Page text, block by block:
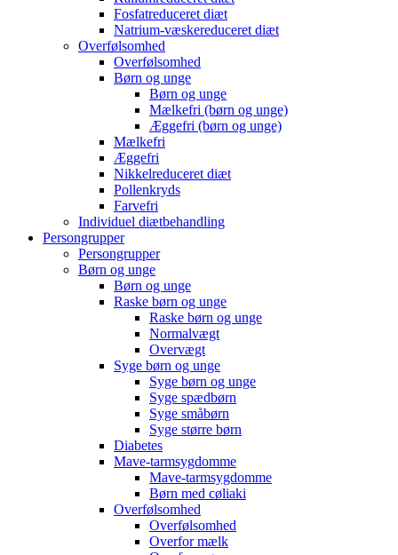
Fosfatreduceret diæt
Natrium-væskereduceret diæt
Overfølsomhed
Overfølsomhed
Børn og unge
Børn og unge
Mælkefri (børn og unge)
Æggefri (børn og unge)
Mælkefri
Æggefri
Nikkelreduceret diæt
Pollenkryds
Farvefri
Individuel diætbehandling
Persongrupper
Persongrupper
Børn og unge
Børn og unge
Raske børn og unge
Raske børn og unge
Normalvægt
Overvægt
Syge børn og unge
Syge børn og unge
Syge spædbørn
Syge småbørn
Syge større børn
Diabetes
Mave-tarmsygdomme
Mave-tarmsygdomme
Børn med cøliaki
Overfølsomhed
Overfølsomhed
Overfor mælk